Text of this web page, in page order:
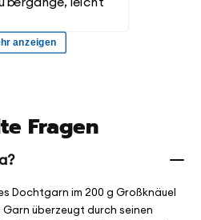
Fragen
Dochtgarn im 200 g Großknäuel
überzeugt durch seinen